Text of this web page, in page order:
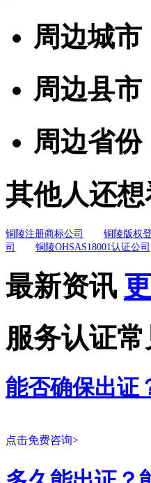
周边城市
周边县市
周边省份
其他人还想
铜陵注册商标公司 铜陵版权
司
铜陵OHSAS18001认证公司
最新资讯
服务认证
能否确保出证
点击免费咨询>